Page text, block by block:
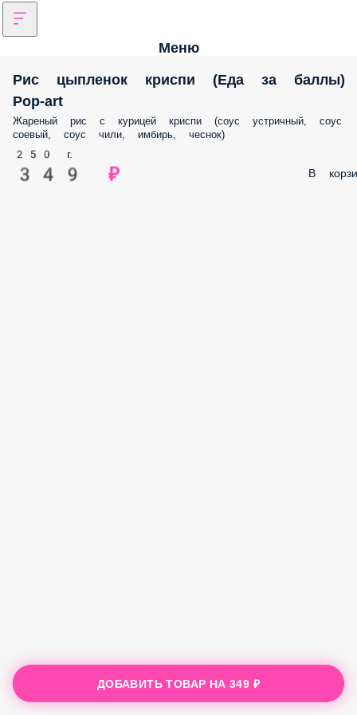
Меню
Рис цыпленок криспи (Еда за
Pop-art
Жареный рис с курицей криспи (соус устричный, соус
соевый, соус чили, имбирь, чеснок)
250 г.
349 ₽ В
ДОБАВИТЬ ТОВАР НА349 ₽